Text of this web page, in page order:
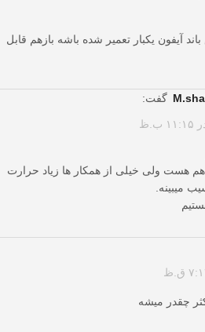
آیفون یکبار تعمیر شده باشه بازهم قابل
گفت:
هست ولی خیلی از همکار ها زیاد حرارت
میبینه.
چقدر میشه